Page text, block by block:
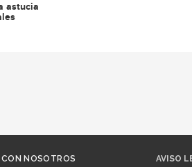
astucia
NOSOTROS
AVISO